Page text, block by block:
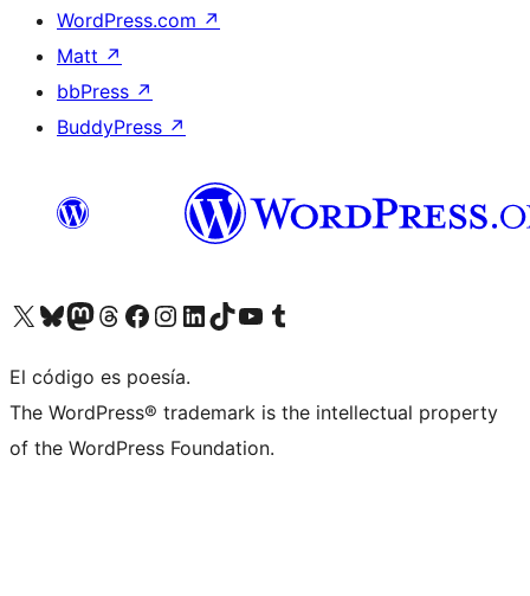
WordPress.com ↗
Matt ↗
bbPress ↗
BuddyPress ↗
Visita nuestra cuenta de X (anteriormente Twitter)
Visita nuestra cuenta de Bluesky
Visita nuestra cuenta de Mastodon
Visita nuestra cuenta de Threads
Visita nuestra página de Facebook
Visita nuestra cuenta de Instagram
Visita nuestra cuenta de LinkedIn
Visita nuestra cuenta de TikTok
Visita nuestro canal de YouTube
Visita nuestra cuenta de Tumblr
El código es poesía.
The WordPress® trademark is the intellectual property
of the WordPress Foundation.